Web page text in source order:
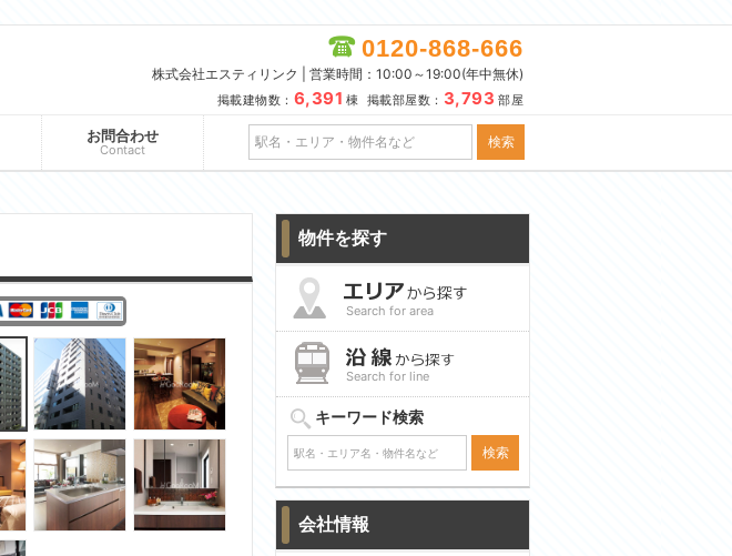
0120-868-666
株式会社エスティリンク | 営業時間：10:00～19:00(年中無休)
掲載建物数： 6,391 棟 掲載部屋数： 3,793 部屋
お問合わせ
Contact
物件を探す
Search for area
Search for line
キーワード検索
会社情報